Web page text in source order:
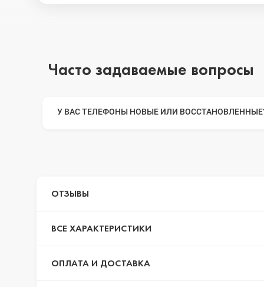
Часто задаваемые вопросы
У ВАС ТЕЛЕФОНЫ НОВЫЕ ИЛИ
ОТЗЫВЫ
ВСЕ ХАРАКТЕРИСТИКИ
ОПЛАТА И ДОСТАВКА